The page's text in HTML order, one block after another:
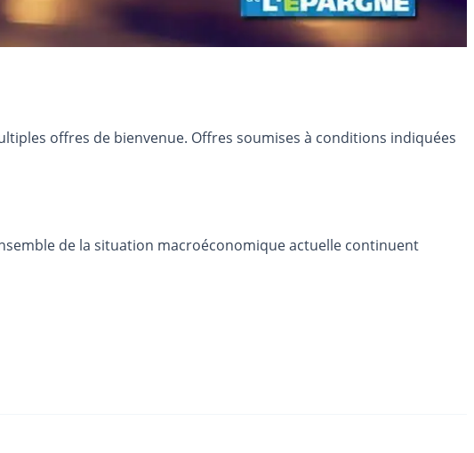
offres de bienvenue. Offres soumises à conditions indiquées
de la situation macroéconomique actuelle continuent